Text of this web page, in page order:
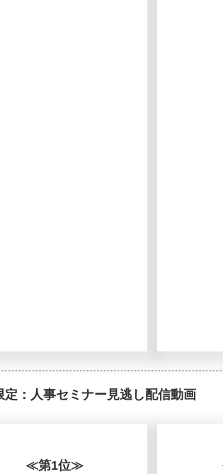
定：人事セミナー見逃し配信動画
≪第1位≫